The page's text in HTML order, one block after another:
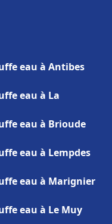
eau à Antibes
eau à La
eau à Brioude
eau à Lempdes
eau à Marignier
eau à Le Muy